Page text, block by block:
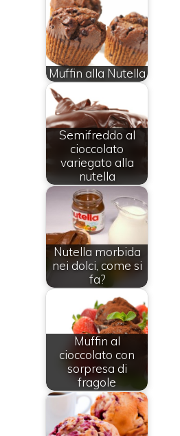
Muffin alla Nutella
Semifreddo al
cioccolato
variegato alla
nutella
Nutella morbida
nei dolci, come si
fa?
Muffin al
cioccolato con
sorpresa di
fragole